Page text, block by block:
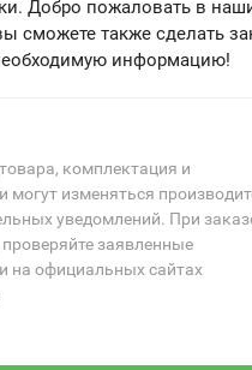
Добро пожаловать в
сможете также сделать
информацию!
комплектация и
могут изменяться
уведомлений. При
заявленные
на официальных сайтах